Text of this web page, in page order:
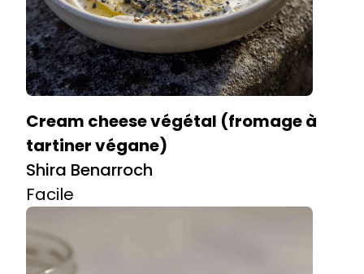
Cream cheese végétal (fromage à
tartiner végane)
Shira Benarroch
Facile